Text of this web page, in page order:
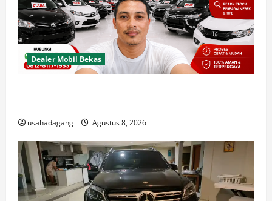
Dealer Mobil Bekas
usahadagang Agustus 8, 2026